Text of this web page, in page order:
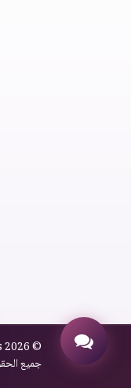
© Global Solutions 2026 |
جميع